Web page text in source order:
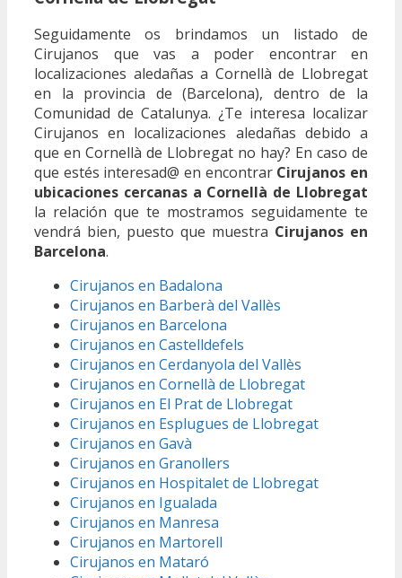
Seguidamente os brindamos un listado de
Cirujanos que vas a poder encontrar en
localizaciones aledañas a Cornellà de Llobregat
en la provincia de (Barcelona), dentro de la
Comunidad de Catalunya. ¿Te interesa localizar
Cirujanos en localizaciones aledañas debido a
que en Cornellà de Llobregat no hay? En caso de
que estés interesad@ en encontrar Cirujanos en
ubicaciones cercanas a Cornellà de Llobregat
la relación que te mostramos seguidamente te
vendrá bien, puesto que muestra Cirujanos en
Barcelona.
Cirujanos en Badalona
Cirujanos en Barberà del Vallès
Cirujanos en Barcelona
Cirujanos en Castelldefels
Cirujanos en Cerdanyola del Vallès
Cirujanos en Cornellà de Llobregat
Cirujanos en El Prat de Llobregat
Cirujanos en Esplugues de Llobregat
Cirujanos en Gavà
Cirujanos en Granollers
Cirujanos en Hospitalet de Llobregat
Cirujanos en Igualada
Cirujanos en Manresa
Cirujanos en Martorell
Cirujanos en Mataró